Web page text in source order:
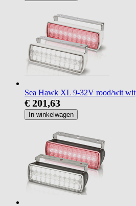
Sea Hawk XL 9-32V rood/wit wit
€ 201,63
In winkelwagen